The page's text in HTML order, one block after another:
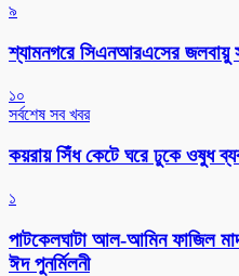
৯
শ্যামনগরে সিএনআরএসের জলবায়ু
১০
সর্বশেষ সব খবর
কয়রায় সিঁধ কেটে ঘরে ঢুকে ওষুধ
১
পাটকেলঘাটা আল-আমিন ফাজিল
ঈদ পুনর্মিলনী